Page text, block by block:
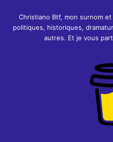
Christiano Btf, mon surnom
politiques, historiques,
autres. Et je vous